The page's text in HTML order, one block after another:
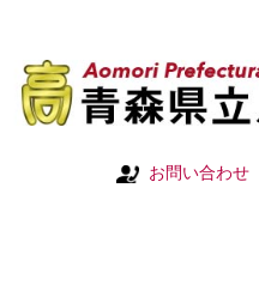
お問い合わせ